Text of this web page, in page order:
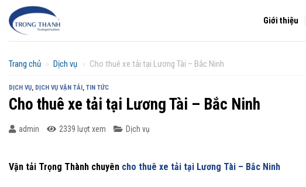
Chuyển
đến
Giới thiệu
Trang chủ » Dịch vụ » Cho thuê xe tải tại Lương Tài – Bắc Ninh
DỊCH VỤ, DỊCH VỤ VẬN TẢI, TIN TỨC
Cho thuê xe tải tại Lương Tài – Bắc Ninh
admin 2339 lượt xem Dịch vụ
Vận tải Trọng Thành chuyên cho thuê xe tải tại Lương Tài – Bắc Ninh